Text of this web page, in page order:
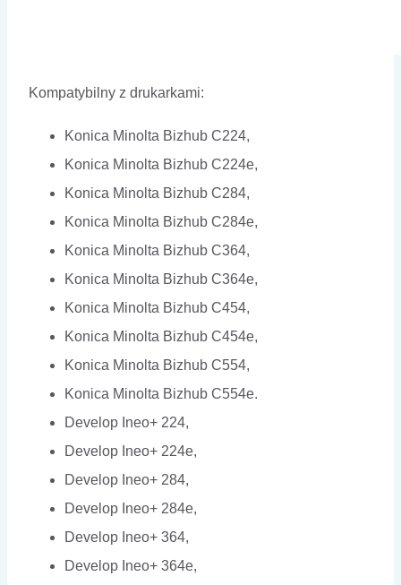
Kompatybilny z drukarkami:
Konica Minolta Bizhub C224,
Konica Minolta Bizhub C224e,
Konica Minolta Bizhub C284,
Konica Minolta Bizhub C284e,
Konica Minolta Bizhub C364,
Konica Minolta Bizhub C364e,
Konica Minolta Bizhub C454,
Konica Minolta Bizhub C454e,
Konica Minolta Bizhub C554,
Konica Minolta Bizhub C554e.
Develop Ineo+ 224,
Develop Ineo+ 224e,
Develop Ineo+ 284,
Develop Ineo+ 284e,
Develop Ineo+ 364,
Develop Ineo+ 364e,